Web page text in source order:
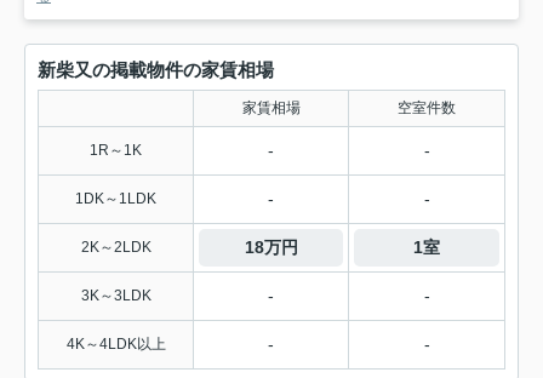
新柴又の掲載物件の家賃相場
家賃相場 空室件数
1R～1K - -
1DK～1LDK - -
2K～2LDK 18万円 1室
3K～3LDK - -
4K～4LDK以上 - -